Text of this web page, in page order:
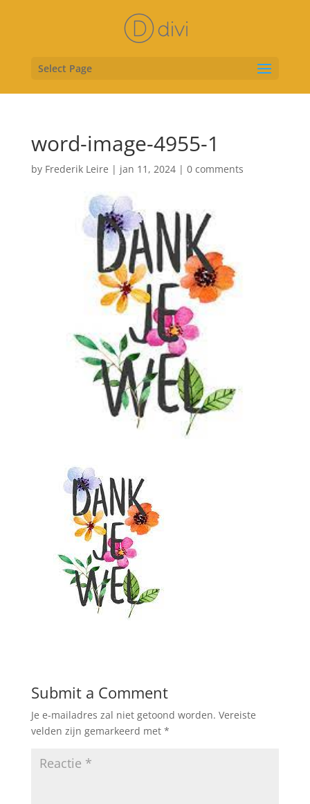
Select Page
word-image-4955-1
by Frederik Leire | jan 11, 2024| 0 comments
Submit a Comment
Je e-mailadres zal niet getoond worden. Vereiste
velden zijn gemarkeerd met *